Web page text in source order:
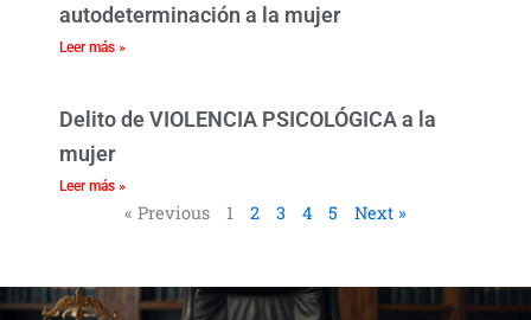
autodeterminación a la mujer
Leer más »
Delito de VIOLENCIA PSICOLÓGICA a la
mujer
Leer más »
« Previous 1 2 3 4 5 Next »